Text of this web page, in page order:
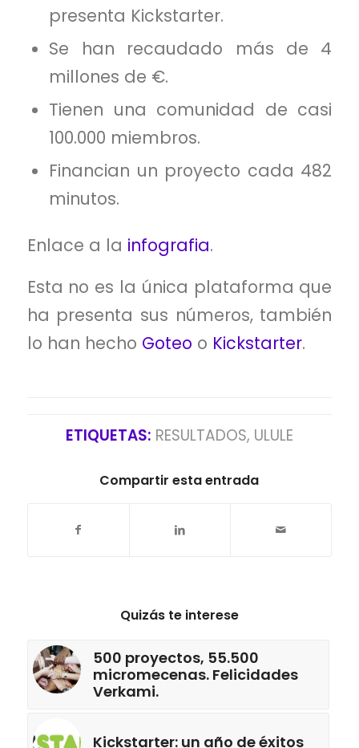
presenta Kickstarter.
Se han recaudado más de 4
millones de €.
Tienen una comunidad de casi
100.000 miembros.
Financian un proyecto cada 482
minutos.
Enlace a la infografia.
Esta no es la única plataforma que
ha presenta sus números, también
lo han hecho Goteo o Kickstarter.
ETIQUETAS: RESULTADOS, ULULE
Compartir esta entrada
Quizás te interese
500 proyectos, 55.500
micromecenas. Felicidades
Verkami.
Kickstarter: un año de éxitos